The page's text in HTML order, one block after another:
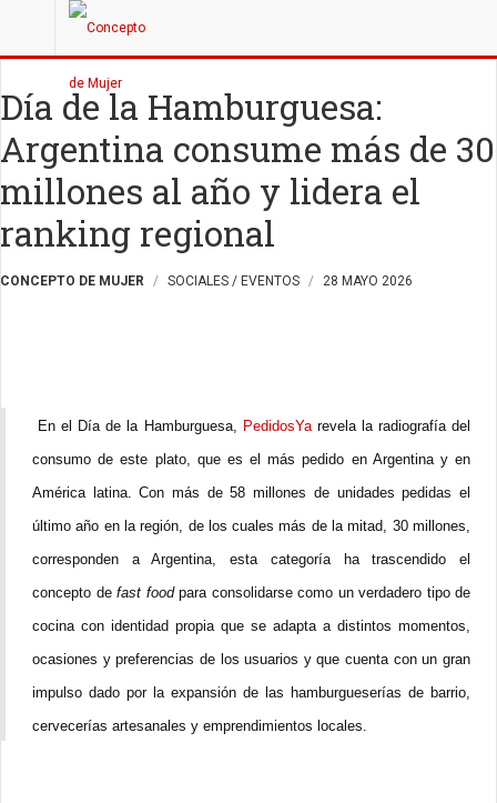
Día de la Hamburguesa:
Argentina consume más de 30
millones al año y lidera el
ranking regional
CONCEPTO DE MUJER SOCIALES / EVENTOS 28 MAYO 2026
En el Día de la Hamburguesa, PedidosYarevela la radiografía del
consumo de este plato, que es el más pedido en Argentina y en
América latina. Con más de 58 millones de unidades pedidas el
último año en la región, de los cuales más de la mitad, 30 millones,
corresponden a Argentina, esta categoría ha trascendido el
concepto defast food para consolidarse como un verdadero tipo de
cocina con identidad propia que se adapta a distintos momentos,
ocasiones y preferencias de los usuarios y que cuenta con un gran
impulso dado por la expansión de las hamburgueserías de barrio,
cervecerías artesanales y emprendimientos locales.